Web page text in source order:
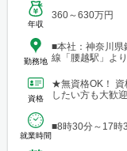
年収
360～630万円
勤務地
■本社：神奈川
線「腰越駅」よ
資格
★無資格OK！ 資
したい方も大歓
就業時間
■8時30分～17時